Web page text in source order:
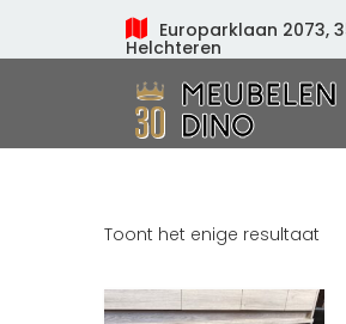
Europarklaan 2073,
Helchteren
Toont het enige resultaat